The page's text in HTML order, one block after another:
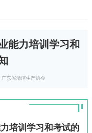
能力培训学习和
广东省清洁生产协会
培训学习和考试的